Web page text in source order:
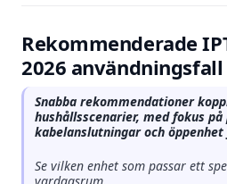
Rekommenderade
2026 användningsfall
Snabba rekommendationer
hushållsscenarier, med fokus
kabelanslutningar och
Se vilken enhet som passar ett